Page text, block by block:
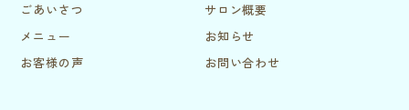
ごあいさつ
メニュー
お客様の声
サロン概要
お知らせ
お問い合わせ